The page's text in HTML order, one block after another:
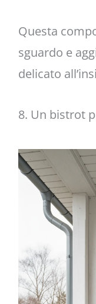
Questa
sguardo e
delicato
8. Un bistrot